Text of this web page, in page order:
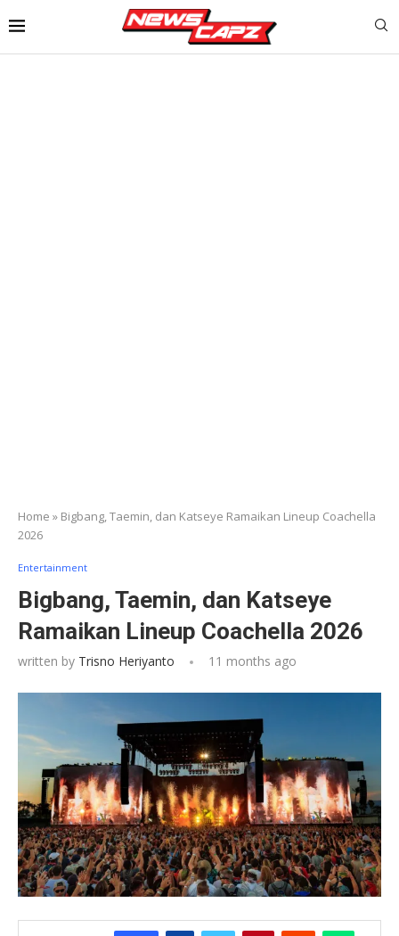
Home » Bigbang, Taemin, dan Katseye Ramaikan Lineup Coachella
2026
Entertainment
Bigbang, Taemin, dan Katseye
Ramaikan Lineup Coachella 2026
written by Trisno Heriyanto 11 months ago